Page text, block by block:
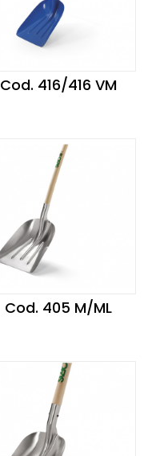
Cod. 416/416 VM
Cod. 405 M/ML